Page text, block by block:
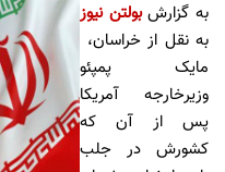
به گزارش بولتن نیوز
به نقل از خراسان،
مایک پمپئو
وزیرخارجه آمریکا
پس از آن که
کشورش در جلب